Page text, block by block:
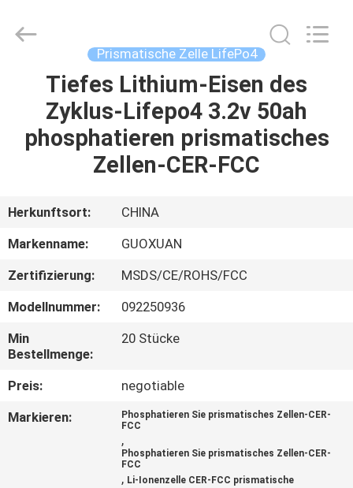
HAUS
PRODUKTE
UNS
AUSFLUG
QUALITÄTSKONTROLLE
TRETEN
SIE
Ltd..
Prismatische Zelle LifePo4
Tiefes Lithium-Eisen des
Zyklus-Lifepo4 3.2v 50ah
phosphatieren prismatisches
Zellen-CER-FCC
Herkunftsort:
CHINA
Markenname:
GUOXUAN
Zertifizierung:
MSDS/CE/ROHS/FCC
Modellnummer:
092250936
Min
Bestellmenge:
20 Stücke
Preis:
negotiable
Markieren:
Phosphatieren Sie prismatisches Zellen-CER-
FCC
,
Phosphatieren Sie prismatisches Zellen-CER-
FCC
, Li-Ionenzelle CER-FCC prismatische